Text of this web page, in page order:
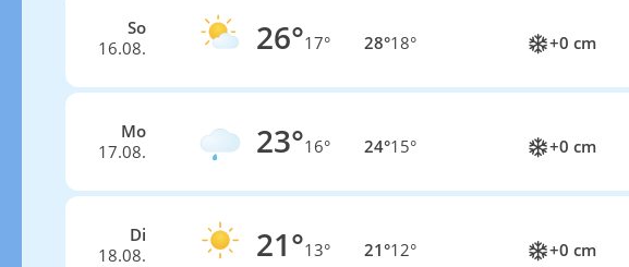
So
16.08.
26°17° 28°18° +0 cm
Mo
17.08.
23°16° 24°15° +0 cm
Di
18.08.
21°13° 21°12° +0 cm